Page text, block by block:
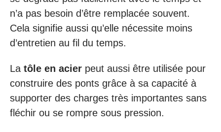
n’a pas besoin d’être remplacée souvent.
Cela signifie aussi qu’elle nécessite moins
d’entretien au fil du temps.
La tôle en acier peut aussi être utilisée pour
construire des ponts grâce à sa capacité à
supporter des charges très importantes sans
fléchir ou se rompre sous pression.